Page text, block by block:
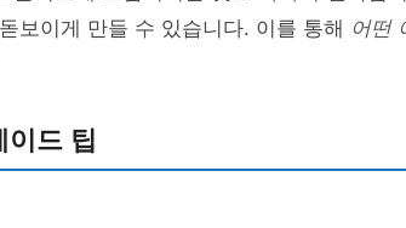
보이게 만들 수 있습니다. 이를 통해 어떤
이드 팁